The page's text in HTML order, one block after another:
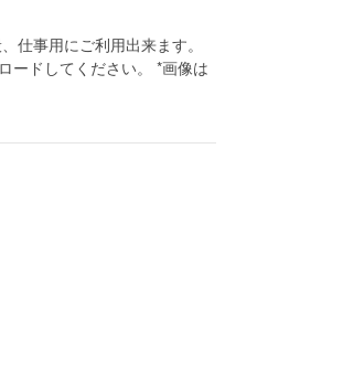
仕事用にご利用出来ます。
ードしてください。 *画像は